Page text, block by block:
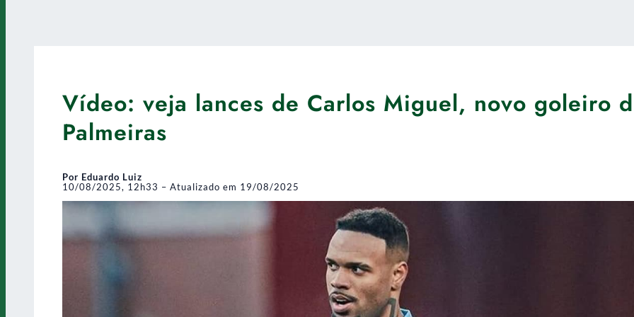
Vídeo: veja lances de Carlos Miguel, novo goleiro
Palmeiras
Por Eduardo Luiz
10/08/2025, 12h33 – Atualizado em 19/08/2025